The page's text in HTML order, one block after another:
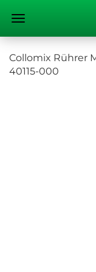
Collomix Rührer
40115-000